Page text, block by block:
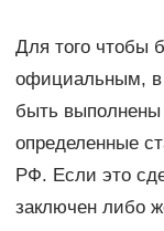
Для того чтобы
официальным, в
быть выполнены
определенные
РФ. Если это
заключен либо